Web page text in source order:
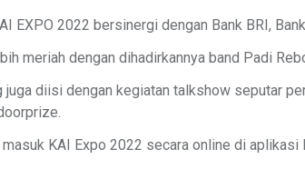
EXPO 2022 bersinergi dengan Bank BRI, Bank
meriah dengan dihadirkannya band Padi
diisi dengan kegiatan talkshow seputar
KAI Expo 2022 secara online di